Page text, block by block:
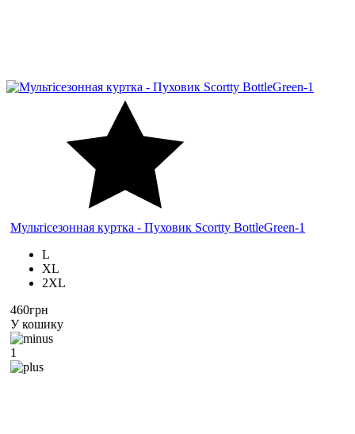
Мультісезонная куртка - Пуховик Scortty BottleGreen-1
L
XL
2XL
460грн
У кошику
1